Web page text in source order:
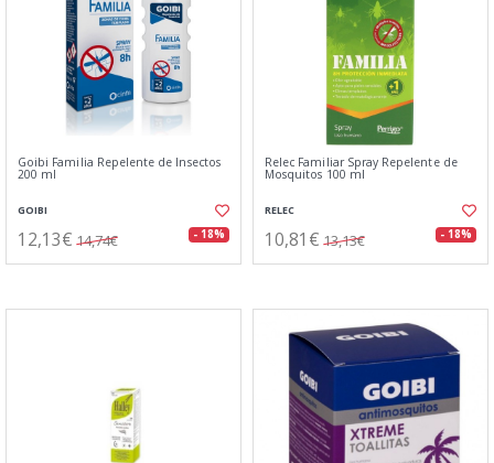
Goibi Familia Repelente de Insectos
200 ml
GOIBI
12,13€ 14,74€ - 18%
Relec Familiar Spray Repelente de
Mosquitos 100 ml
RELEC
10,81€ 13,13€ - 18%